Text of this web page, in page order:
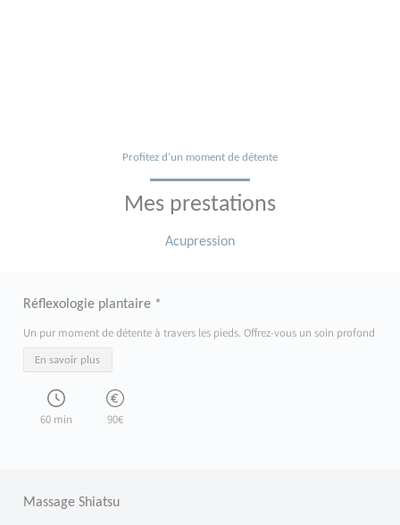
Profitez d’un moment de détente
Mes prestations
Acupression
Réflexologie plantaire *
Un pur moment de détente à travers les pieds. Offrez-vous un soin profond
En savoir plus
60 min 90€
Massage Shiatsu